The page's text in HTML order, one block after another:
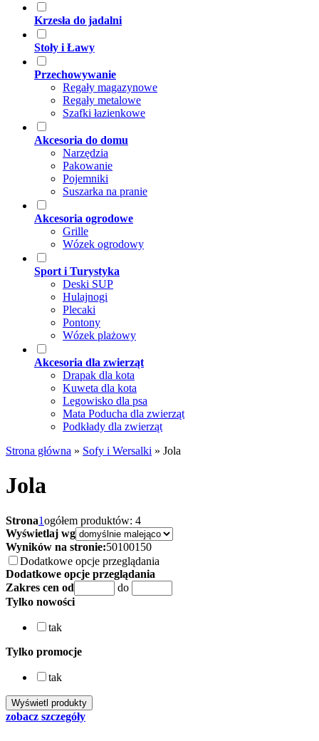
Krzesła do jadalni
Stoły i Ławy
Przechowywanie
Regały magazynowe
Regały metalowe
Szafki łazienkowe
Akcesoria do domu
Narzędzia
Pakowanie
Pojemniki
Suszarka na pranie
Akcesoria ogrodowe
Grille
Wózek ogrodowy
Sport i Turystyka
Deski SUP
Hulajnogi
Plecaki
Pontony
Wózek plażowy
Akcesoria dla zwierząt
Drapak dla kota
Kuweta dla kota
Legowisko dla psa
Mata Poducha dla zwierząt
Podkłady dla zwierząt
Strona główna » Sofy i Wersalki » Jola
Jola
Strona1ogółem produktów: 4
Wyświetlaj wg
Wyników na stronie:50100150
Dodatkowe opcje przeglądania
Dodatkowe opcje przeglądania
Zakres cen od
do
Tylko nowości
tak
Tylko promocje
tak
zobacz szczegóły